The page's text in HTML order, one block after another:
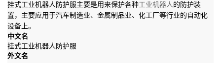
挂式工业机器人防护服主要是用来保护各种工业机器人的防护装
置，主要应用于汽车制造业、金属制品业、化工厂等行业的自动化
设备上。
中文名
挂式工业机器人防护服
外文名